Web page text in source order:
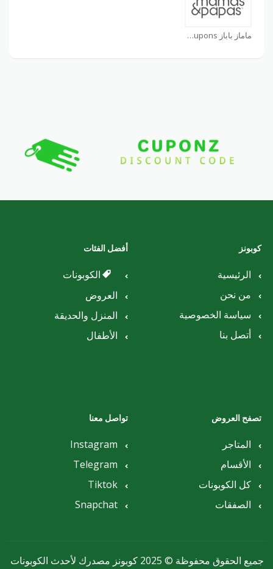
ماماز باباز Mamasandpapas Coupons
كوبونز
الرئيسية
من نحن
سياسة الخصوصية
أتصل بنا
أفضل الفئات
الكوبونات
العروض
المنزل والحديقة
الأطفال
تصفح العروض
المتاجر
الأقسام
كل الكوبونات
الصفقات
تواصل معنا
Instagram
Telegram
Tiktok
Snapchat
جميع الحقوق محفوظة © 2025 كوبونز مصدرك لأحدث الكوبونات